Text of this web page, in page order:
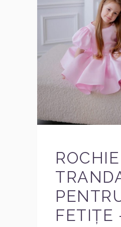
FETIȚE